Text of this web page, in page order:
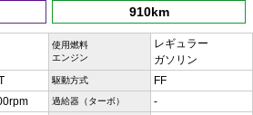
910km
使用燃料
エンジン
レギュラー
ガソリン
駆動方式 FF
過給器（ターボ） -